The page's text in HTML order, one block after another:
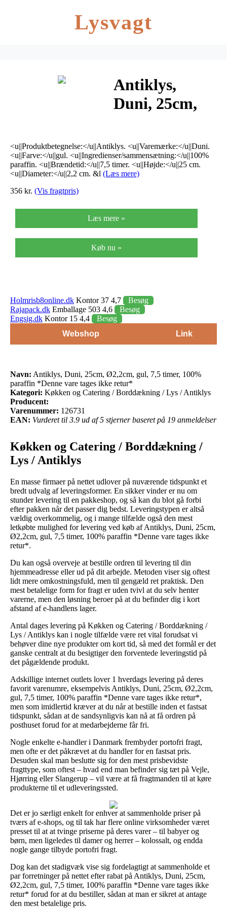
Lysvagt
Antiklys,
Duni, 25cm,
7,5 timer,
100% paraffin
*Denne vare
retur*
<u||Produktbetegnelse:</u||Antiklys. <u||Varemærke:</u||Duni.
<u||Farve:</u||gul. <u||Ingredienser/sammensætning:</u||100%
paraffin. <u||Brændetid:</u||7,5 timer. <u||Højde:</u||25 cm.
<u||Diameter:</u||2,2 cm. &l (Læs mere)
356 kr. (Vis fragtpris)
Læs mere »
Køb nu »
Holmrisb8online.dk Kontor 37 4,7
Besøg
Rajapack.dk Emballage 503 4,6
Besøg
Engsig.dk Kontor 15 4,4
Besøg
Webshop
Link
Navn: Antiklys, Duni, 25cm, Ø2,2cm, gul, 7,5 timer, 100%
paraffin *Denne vare tages ikke retur*
Kategori: Køkken og Catering / Borddækning / Lys / Antiklys
Producent:
Varenummer: 126731
EAN: Vurderet til 3.9 ud af 5 stjerner baseret på 19 anmeldelser
Køkken og Catering / Borddækning /
Lys / Antiklys
En masse firmaer på nettet udlover på nuværende tidspunkt et
bredt udvalg af leveringsformer. En sikker vinder er nu om
stunder levering til en pakkeshop, og så kan du blot gå forbi
efter pakken når det passer dig bedst. Leveringstypen er altså
vældig overkommelig, og i mange tilfælde også den mest
letkøbte mulighed for levering ved køb af Antiklys, Duni, 25cm,
Ø2,2cm, gul, 7,5 timer, 100% paraffin *Denne vare tages ikke
retur*.
Du kan også overveje at bestille ordren til levering til din
hjemmeadresse eller ud på dit arbejde. Metoden viser sig oftest
lidt mere omkostningsfuld, men til gengæld ret praktisk. Den
mest betalelige form for fragt er uden tvivl at du selv henter
varerne, men den løsning beroer på at du befinder dig i kort
afstand af e-handlens lager.
Antal dages levering på Køkken og Catering / Borddækning /
Lys / Antiklys kan i nogle tilfælde være ret vital forudsat vi
behøver dine nye produkter om kort tid, så med det formål er det
ganske centralt at du besigtiger den forventede leveringstid på
det pågældende produkt.
Adskillige internet outlets lover 1 hverdags levering på deres
favorit varenumre, eksempelvis Antiklys, Duni, 25cm, Ø2,2cm,
gul, 7,5 timer, 100% paraffin *Denne vare tages ikke retur*,
men som imidlertid kræver at du når at bestille inden et fastsat
tidspunkt, sådan at de sandsynligvis kan nå at få ordren på
posthuset forud for at medarbejderne får fri.
Nogle enkelte e-handler i Danmark frembyder portofri fragt,
men ofte er det påkrævet at du handler for en fastsat pris.
Desuden skal man beslutte sig for den mest prisbevidste
fragttype, som oftest – hvad end man befinder sig tæt på Vejle,
Hjørring eller Slangerup – vil være at få fragtmanden til at køre
produkterne til et udleveringssted.
Det er jo særligt enkelt for enhver at sammenholde priser på
tværs af e-shops, og til tak har flere online virksomheder været
presset til at at tvinge priserne på deres varer – til babyer og
børn, men ligeledes til damer og herrer – kolossalt, og endda
nogle gange tilbyde portofri fragt.
Dog kan det stadigvæk vise sig fordelagtigt at sammenholde et
par forretninger på nettet efter rabat på Antiklys, Duni, 25cm,
Ø2,2cm, gul, 7,5 timer, 100% paraffin *Denne vare tages ikke
retur* forud for at du bestiller, sådan at man er sikret at antage
den mest betalelige pris.